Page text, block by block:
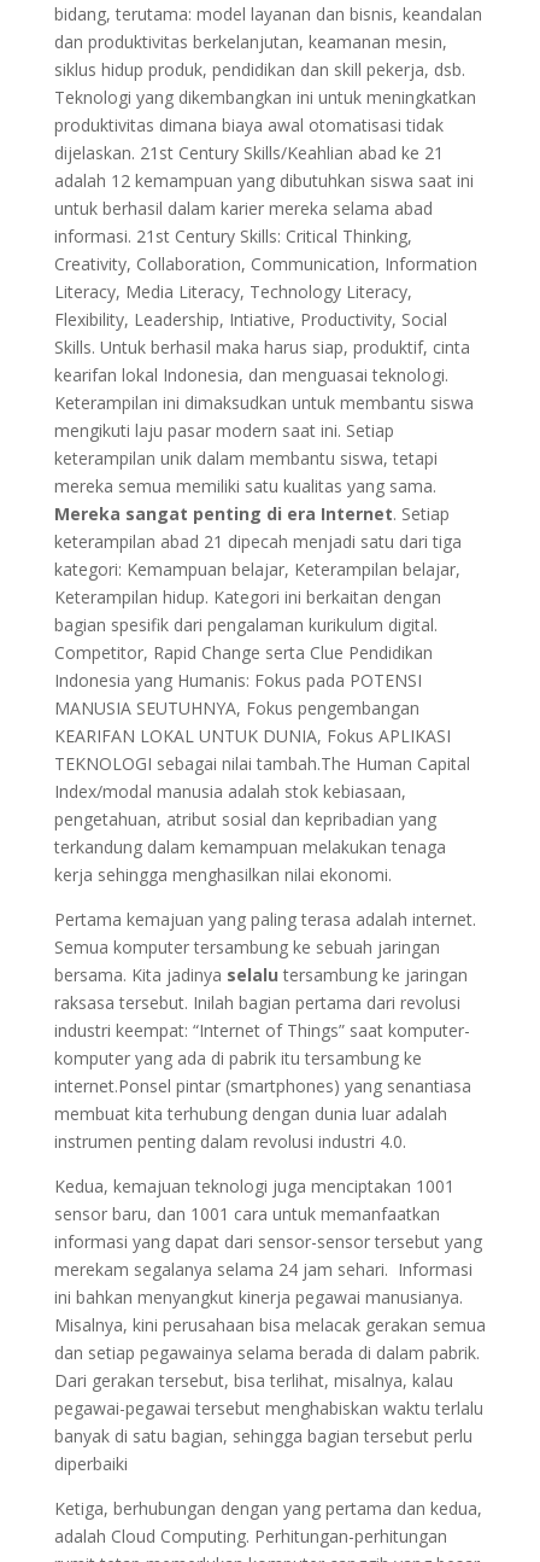
bidang, terutama: model layanan dan bisnis, keandalan
dan produktivitas berkelanjutan, keamanan mesin,
siklus hidup produk, pendidikan dan skill pekerja, dsb.
Teknologi yang dikembangkan ini untuk meningkatkan
produktivitas dimana biaya awal otomatisasi tidak
dijelaskan. 21st Century Skills/Keahlian abad ke 21
adalah 12 kemampuan yang dibutuhkan siswa saat ini
untuk berhasil dalam karier mereka selama abad
informasi. 21st Century Skills: Critical Thinking,
Creativity, Collaboration, Communication, Information
Literacy, Media Literacy, Technology Literacy,
Flexibility, Leadership, Intiative, Productivity, Social
Skills. Untuk berhasil maka harus siap, produktif, cinta
kearifan lokal Indonesia, dan menguasai teknologi.
Keterampilan ini dimaksudkan untuk membantu siswa
mengikuti laju pasar modern saat ini. Setiap
keterampilan unik dalam membantu siswa, tetapi
mereka semua memiliki satu kualitas yang sama.
Mereka sangat penting di era Internet. Setiap
keterampilan abad 21 dipecah menjadi satu dari tiga
kategori: Kemampuan belajar, Keterampilan belajar,
Keterampilan hidup. Kategori ini berkaitan dengan
bagian spesifik dari pengalaman kurikulum digital.
Competitor, Rapid Change serta Clue Pendidikan
Indonesia yang Humanis: Fokus pada POTENSI
MANUSIA SEUTUHNYA, Fokus pengembangan
KEARIFAN LOKAL UNTUK DUNIA, Fokus APLIKASI
TEKNOLOGI sebagai nilai tambah.The Human Capital
Index/modal manusia adalah stok kebiasaan,
pengetahuan, atribut sosial dan kepribadian yang
terkandung dalam kemampuan melakukan tenaga
kerja sehingga menghasilkan nilai ekonomi.
Pertama kemajuan yang paling terasa adalah internet.
Semua komputer tersambung ke sebuah jaringan
bersama. Kita jadinya selalu tersambung ke jaringan
raksasa tersebut. Inilah bagian pertama dari revolusi
industri keempat: “Internet of Things” saat komputer-
komputer yang ada di pabrik itu tersambung ke
internet.Ponsel pintar (smartphones) yang senantiasa
membuat kita terhubung dengan dunia luar adalah
instrumen penting dalam revolusi industri 4.0.
Kedua, kemajuan teknologi juga menciptakan 1001
sensor baru, dan 1001 cara untuk memanfaatkan
informasi yang dapat dari sensor-sensor tersebut yang
merekam segalanya selama 24 jam sehari. Informasi
ini bahkan menyangkut kinerja pegawai manusianya.
Misalnya, kini perusahaan bisa melacak gerakan semua
dan setiap pegawainya selama berada di dalam pabrik.
Dari gerakan tersebut, bisa terlihat, misalnya, kalau
pegawai-pegawai tersebut menghabiskan waktu terlalu
banyak di satu bagian, sehingga bagian tersebut perlu
diperbaiki
Ketiga, berhubungan dengan yang pertama dan kedua,
adalah Cloud Computing. Perhitungan-perhitungan